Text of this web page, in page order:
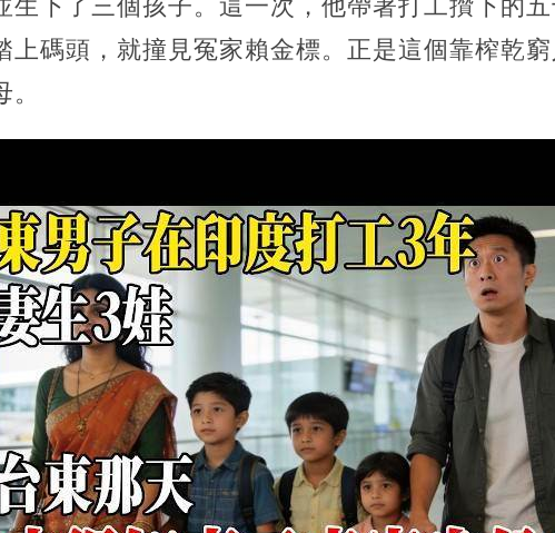
生下了三個孩子。這一次，他帶著打工攢下的
上碼頭，就撞見冤家賴金標。正是這個靠榨乾